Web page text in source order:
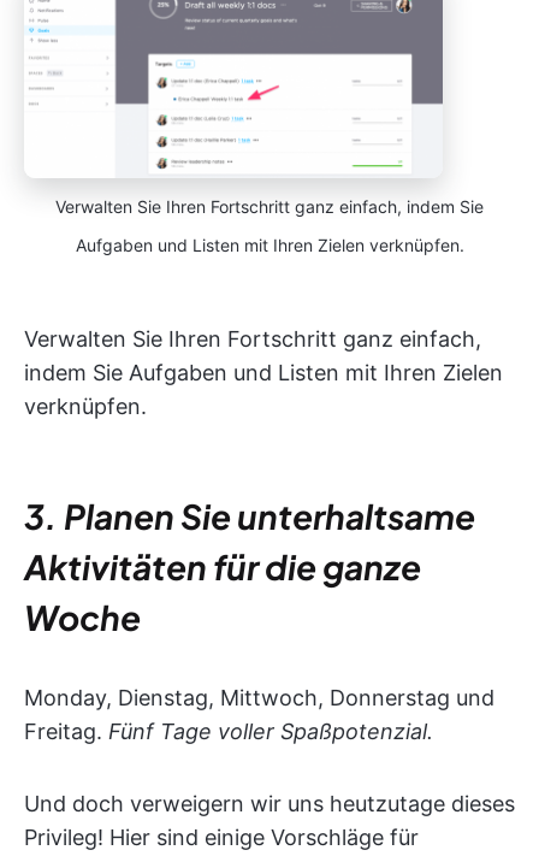
Verwalten Sie Ihren Fortschritt ganz einfach, indem Sie
Aufgaben und Listen mit Ihren Zielen verknüpfen.
Verwalten Sie Ihren Fortschritt ganz einfach,
indem Sie Aufgaben und Listen mit Ihren Zielen
verknüpfen.
3. Planen Sie unterhaltsame
Aktivitäten für die ganze
Woche
Monday, Dienstag, Mittwoch, Donnerstag und
Freitag. Fünf Tage voller Spaßpotenzial.
Und doch verweigern wir uns heutzutage dieses
Privileg! Hier sind einige Vorschläge für